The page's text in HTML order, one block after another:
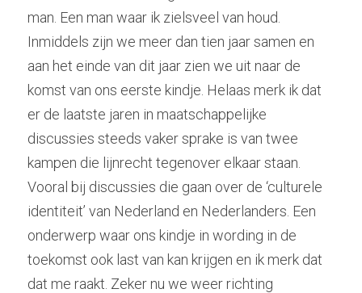
man. Een man waar ik zielsveel van houd.
Inmiddels zijn we meer dan tien jaar samen en
aan het einde van dit jaar zien we uit naar de
komst van ons eerste kindje. Helaas merk ik dat
er de laatste jaren in maatschappelijke
discussies steeds vaker sprake is van twee
kampen die lijnrecht tegenover elkaar staan.
Vooral bij discussies die gaan over de ‘culturele
identiteit’ van Nederland en Nederlanders. Een
onderwerp waar ons kindje in wording in de
toekomst ook last van kan krijgen en ik merk dat
dat me raakt. Zeker nu we weer richting